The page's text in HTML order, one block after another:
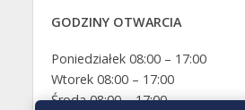
GODZINY OTWARCIA
Poniedziałek 08:00 – 17:00
Wtorek 08:00 – 17:00
Środa 08:00 – 17:00